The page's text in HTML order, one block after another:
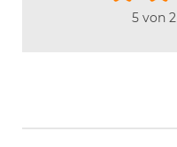
5 von 2